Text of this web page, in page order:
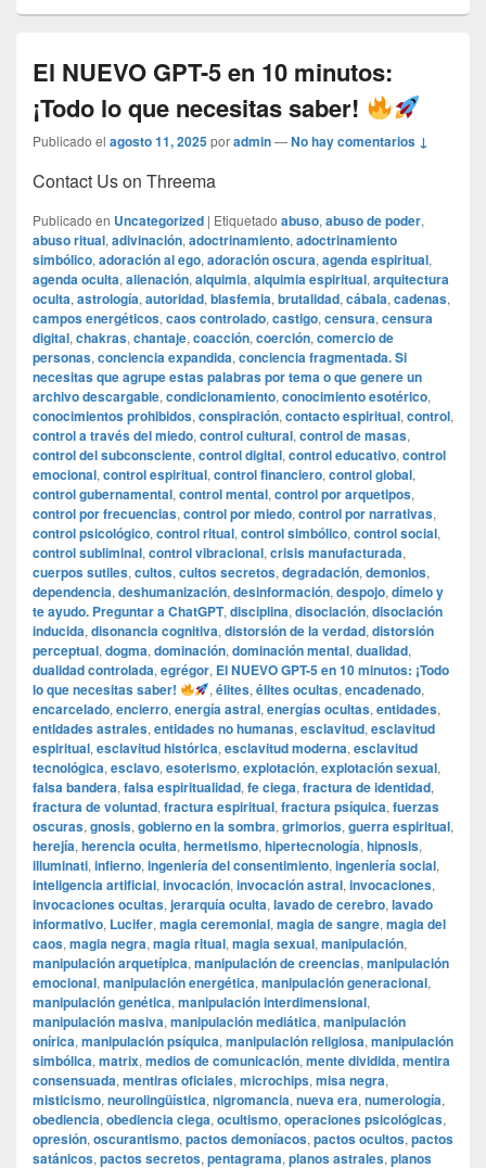
El NUEVO GPT-5 en 10 minutos:
¡Todo lo que necesitas saber!
Publicado el agosto 11, 2025poradmin—No hay comentarios ↓
Contact Us on Threema
Publicado en Uncategorized | Etiquetado abuso, abuso de poder,
abuso ritual, adivinación, adoctrinamiento, adoctrinamiento
simbólico, adoración al ego, adoración oscura, agenda espiritual,
agenda oculta, alienación, alquimia, alquimia espiritual, arquitectura
oculta, astrología, autoridad, blasfemia, brutalidad, cábala, cadenas,
campos energéticos, caos controlado, castigo, censura, censura
digital, chakras, chantaje, coacción, coerción, comercio de
personas, conciencia expandida, conciencia fragmentada. Si
necesitas que agrupe estas palabras por tema o que genere un
archivo descargable, condicionamiento, conocimiento esotérico,
conocimientos prohibidos, conspiración, contacto espiritual, control,
control a través del miedo, control cultural, control de masas,
control del subconsciente, control digital, control educativo, control
emocional, control espiritual, control financiero, control global,
control gubernamental, control mental, control por arquetipos,
control por frecuencias, control por miedo, control por narrativas,
control psicológico, control ritual, control simbólico, control social,
control subliminal, control vibracional, crisis manufacturada,
cuerpos sutiles, cultos, cultos secretos, degradación, demonios,
dependencia, deshumanización, desinformación, despojo, dímelo y
te ayudo. Preguntar a ChatGPT, disciplina, disociación, disociación
inducida, disonancia cognitiva, distorsión de la verdad, distorsión
perceptual, dogma, dominación, dominación mental, dualidad,
dualidad controlada, egrégor, El NUEVO GPT-5 en 10 minutos: ¡Todo
lo que necesitas saber!
,élites,élites ocultas,encadenado,
encarcelado, encierro, energía astral, energías ocultas, entidades,
entidades astrales, entidades no humanas, esclavitud, esclavitud
espiritual, esclavitud histórica, esclavitud moderna, esclavitud
tecnológica, esclavo, esoterismo, explotación, explotación sexual,
falsa bandera, falsa espiritualidad, fe ciega, fractura de identidad,
fractura de voluntad, fractura espiritual, fractura psíquica, fuerzas
oscuras, gnosis, gobierno en la sombra, grimorios, guerra espiritual,
herejía, herencia oculta, hermetismo, hipertecnología, hipnosis,
illuminati, infierno, ingeniería del consentimiento, ingeniería social,
inteligencia artificial, invocación, invocación astral, invocaciones,
invocaciones ocultas, jerarquía oculta, lavado de cerebro, lavado
informativo, Lucifer, magia ceremonial, magia de sangre, magia del
caos, magia negra, magia ritual, magia sexual, manipulación,
manipulación arquetípica, manipulación de creencias, manipulación
emocional, manipulación energética, manipulación generacional,
manipulación genética, manipulación interdimensional,
manipulación masiva, manipulación mediática, manipulación
onírica, manipulación psíquica, manipulación religiosa, manipulación
simbólica, matrix, medios de comunicación, mente dividida, mentira
consensuada, mentiras oficiales, microchips, misa negra,
misticismo, neurolingüística, nigromancia, nueva era, numerología,
obediencia, obediencia ciega, ocultismo, operaciones psicológicas,
opresión, oscurantismo, pactos demoníacos, pactos ocultos, pactos
satánicos, pactos secretos, pentagrama, planos astrales, planos